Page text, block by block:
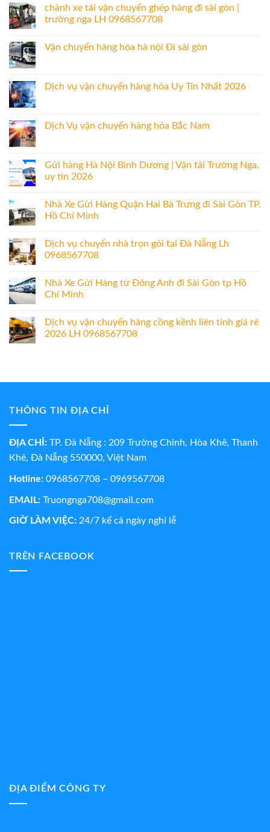
chành xe tải vận chuyển ghép hàng đi sài gòn |
trường nga LH 0968567708
Vận chuyển hàng hóa hà nội Đi sài gòn
Dịch vụ vận chuyển hàng hóa Uy Tín Nhất 2026
Dịch Vụ vận chuyển hàng hóa Bắc Nam
Gửi hàng Hà Nội Bình Dương | Vận tải Trường Nga,
uy tín 2026
Nhà Xe Gửi Hàng Quận Hai Bà Trưng đi Sài Gòn TP.
Hồ Chí Minh
Dịch vụ chuyển nhà trọn gói tại Đà Nẵng Lh
0968567708
Nhà Xe Gửi Hàng từ Đông Anh đi Sài Gòn tp Hồ
Chí Minh
Dịch vụ vận chuyển hàng cồng kềnh liên tỉnh giá rẻ
2026 LH 0968567708
THÔNG TIN ĐỊA CHỈ
ĐỊA CHỈ: TP. Đà Nẵng : 209 Trường Chinh, Hòa Khê, Thanh
Khê, Đà Nẵng 550000, Việt Nam
Hotline: 0968567708 – 0969567708
EMAIL: Truongnga708@gmail.com
GIỜ LÀM VIỆC: 24/7 kể cả ngày nghỉ lễ
TRÊN FACEBOOK
ĐỊA ĐIỂM CÔNG TY